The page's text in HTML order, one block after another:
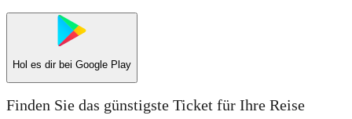
Hol es dir bei Google Play
Finden Sie das günstigste Ticket für Ihre Reise